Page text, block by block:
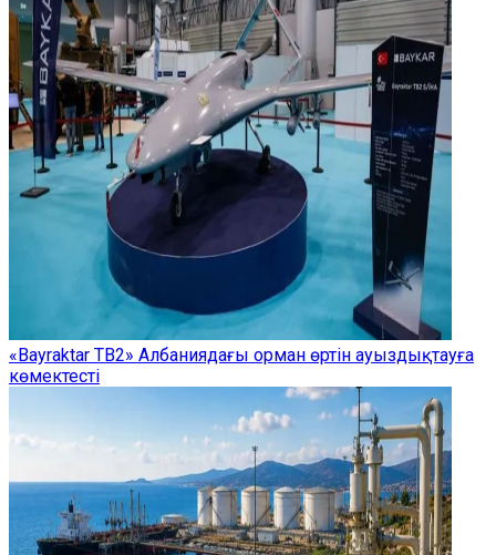
«Bayraktar TB2» Албаниядағы орман өртін ауыздықтауға
көмектесті